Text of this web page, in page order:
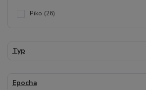
Piko (26)
Typ
Epocha